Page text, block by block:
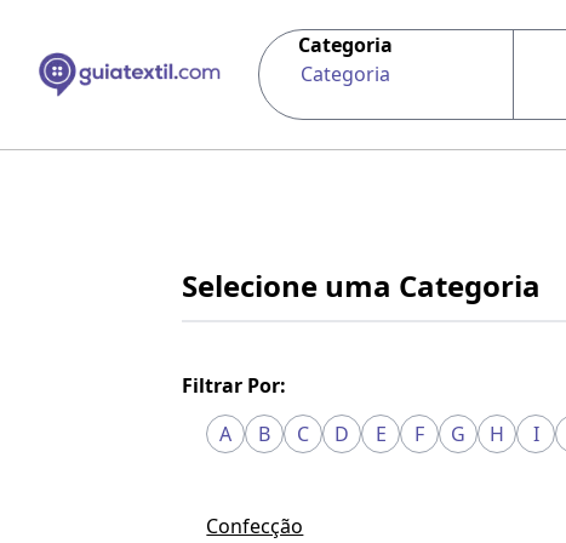
Categoria
Categoria
Selecione uma Categoria
Filtrar Por:
A
B C D E F G H I
Confecção